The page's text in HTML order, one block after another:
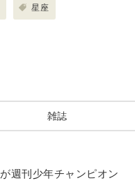
星座
雑誌
週刊少年チャンピオン